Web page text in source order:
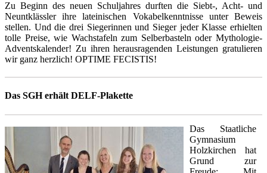
Zu Beginn des neuen Schuljahres durften die Siebt-, Acht- und
Neuntklässler ihre lateinischen Vokabelkenntnisse unter Beweis
stellen. Und die drei Siegerinnen und Sieger jeder Klasse erhielten
tolle Preise, wie Wachstafeln zum Selberbasteln oder Mythologie-
Adventskalender! Zu ihren herausragenden Leistungen gratulieren
wir ganz herzlich! OPTIME FECISTIS!
Das SGH erhält DELF-Plakette
Das Staatliche
Gymnasium
Holzkirchen hat
Grund zur